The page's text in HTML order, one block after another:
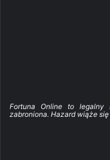
Fortuna Online to legalny
zabroniona. Hazard wiąże